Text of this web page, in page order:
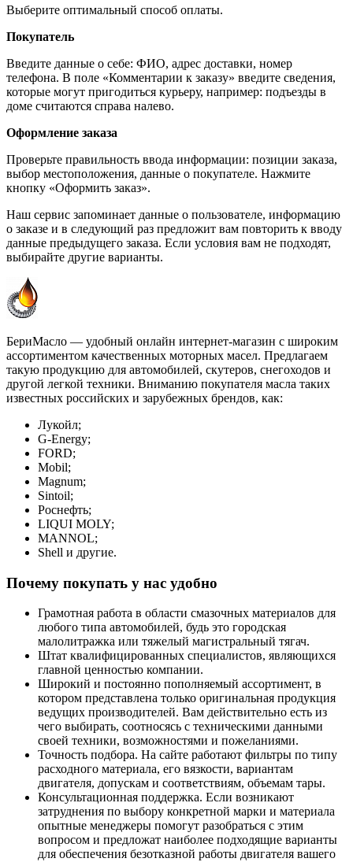
Выберите оптимальный способ оплаты.
Покупатель
Введите данные о себе: ФИО, адрес доставки, номер
телефона. В поле «Комментарии к заказу» введите сведения,
которые могут пригодиться курьеру, например: подъезды в
доме считаются справа налево.
Оформление заказа
Проверьте правильность ввода информации: позиции заказа,
выбор местоположения, данные о покупателе. Нажмите
кнопку «Оформить заказ».
Наш сервис запоминает данные о пользователе, информацию
о заказе и в следующий раз предложит вам повторить к вводу
данные предыдущего заказа. Если условия вам не подходят,
выбирайте другие варианты.
БериМасло — удобный онлайн интернет-магазин с широким
ассортиментом качественных моторных масел. Предлагаем
такую продукцию для автомобилей, скутеров, снегоходов и
другой легкой техники. Вниманию покупателя масла таких
известных российских и зарубежных брендов, как:
Лукойл;
G-Energy;
FORD;
Mobil;
Magnum;
Sintoil;
Роснефть;
LIQUI MOLY;
MANNOL;
Shell и другие.
Почему покупать у нас удобно
Грамотная работа в области смазочных материалов для
любого типа автомобилей, будь это городская
малолитражка или тяжелый магистральный тягач.
Штат квалифицированных специалистов, являющихся
главной ценностью компании.
Широкий и постоянно пополняемый ассортимент, в
котором представлена только оригинальная продукция
ведущих производителей. Вам действительно есть из
чего выбирать, соотносясь с техническими данными
своей техники, возможностями и пожеланиями.
Точность подбора. На сайте работают фильтры по типу
расходного материала, его вязкости, вариантам
двигателя, допускам и соответствиям, объемам тары.
Консультационная поддержка. Если возникают
затруднения по выбору конкретной марки и материала
опытные менеджеры помогут разобраться с этим
вопросом и предложат наиболее подходящие варианты
для обеспечения безотказной работы двигателя вашего